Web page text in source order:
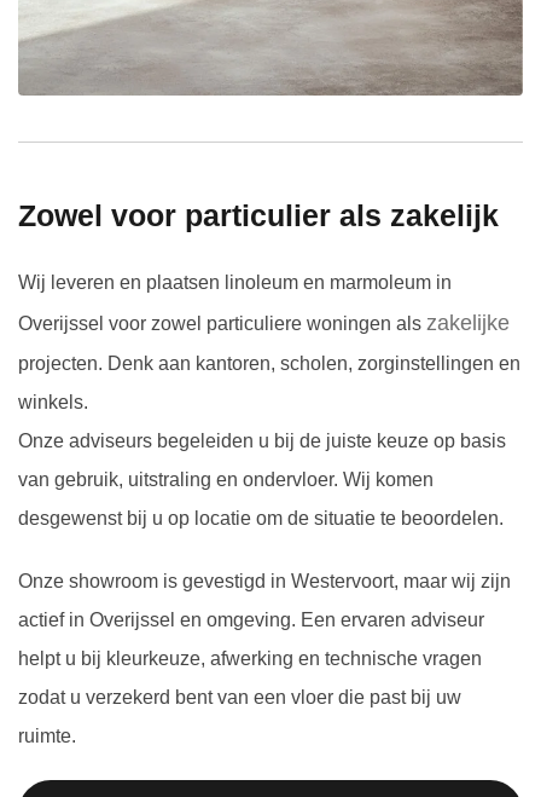
Zowel voor particulier als zakelijk
Wij leveren en plaatsen linoleum en marmoleum in
Overijssel voor zowel particuliere woningen als zakelijke
projecten. Denk aan kantoren, scholen, zorginstellingen en
winkels.
Onze adviseurs begeleiden u bij de juiste keuze op basis
van gebruik, uitstraling en ondervloer. Wij komen
desgewenst bij u op locatie om de situatie te beoordelen.
Onze showroom is gevestigd in Westervoort, maar wij zijn
actief in Overijssel en omgeving. Een ervaren adviseur
helpt u bij kleurkeuze, afwerking en technische vragen
zodat u verzekerd bent van een vloer die past bij uw
ruimte.